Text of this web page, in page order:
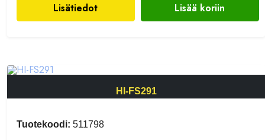
Lisätiedot Lisää koriin
HI-FS291
Tuotekoodi: 511798